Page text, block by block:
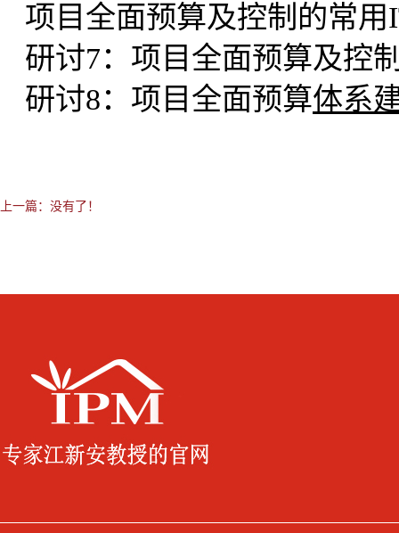
项目全面预算及控制的常用
研讨7：项目全面预算及控
研讨8：项目全面预算体系
上一篇：没有了！